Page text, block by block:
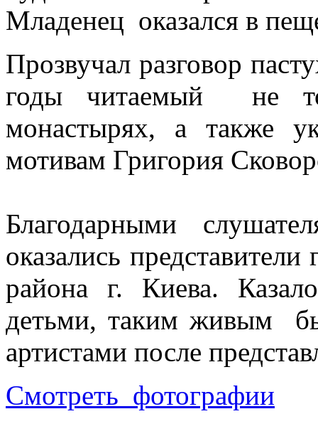
Младенец оказался в
Прозвучал разговор
годы читаемый не
монастырях, а также
мотивам Григория
Благодарными
оказались
района г. Киева.
детьми, таким живым
артистами после
Смотреть фотографии